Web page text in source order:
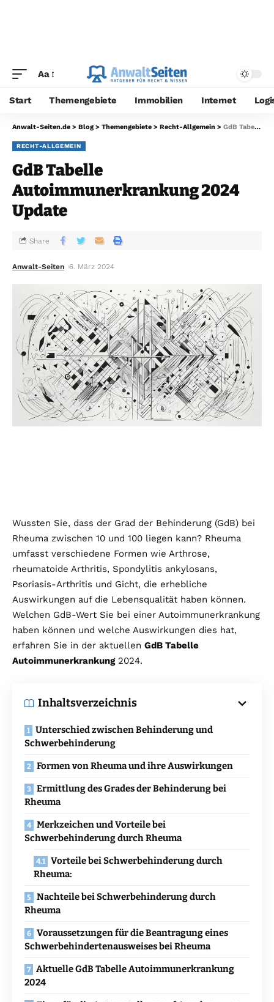
Aa
Start Themengebiete Immobilien Internet
Anwalt-Seiten.de > Blog > Themengebiete > Recht-Allgemein > GdB Tabelle Autoimmunerkrankung 2024 Update
RECHT-ALLGEMEIN
GdB Tabelle
Autoimmunerkrankung 2024
Update
Anwalt-Seiten 6. März 2024
Share
Wussten Sie, dass der Grad der Behinderung (GdB) bei
Rheuma zwischen 10 und 100 liegen kann? Rheuma
umfasst verschiedene Formen wie Arthrose,
rheumatoide Arthritis, Spondylitis ankylosans,
Psoriasis-Arthritis und Gicht, die erhebliche
Auswirkungen auf die Lebensqualität haben können.
Welchen GdB-Wert Sie bei einer Autoimmunerkrankung
haben können und welche Auswirkungen dies hat,
erfahren Sie in der aktuellen GdB Tabelle
Autoimmunerkrankung2024.
Inhaltsverzeichnis
Unterschied zwischen Behinderung und
Schwerbehinderung
Formen von Rheuma und ihre Auswirkungen
Ermittlung des Grades der Behinderung bei
Rheuma
Merkzeichen und Vorteile bei
Schwerbehinderung durch Rheuma
Vorteile bei Schwerbehinderung durch
Rheuma:
Nachteile bei Schwerbehinderung durch
Rheuma
Voraussetzungen für die Beantragung eines
Schwerbehindertenausweises bei Rheuma
Aktuelle GdB Tabelle Autoimmunerkrankung
2024